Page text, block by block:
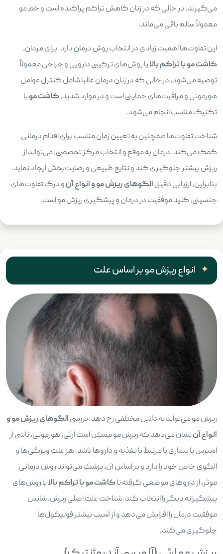
می‌گیرند، در حالی که در زنان کاهش تراکم پراکنده است و خط مو
معمولاً سالم باقی می‌ماند.
این تفاوت‌ها اهمیت زیادی در انتخاب روش درمان دارد. برای مردان،
کاشت مو با تراکم بالایا روش‌های ترکیبی دارویی و جراحی معمولاً
توصیه می‌شود، در حالی که در زنان درمان غالبا شامل کنترل عوامل
هورمونی و مراقبت‌های حمایتی است و در موارد شدید،کاشت موبا
تکنیک مناسب انجام می‌شود.
شناخت تفاوت‌ها همچنین به تعیین زمان مناسب برای اقدام درمانی
کمک می‌کند. درمان به موقع و انتخاب مرکز تخصصی، می‌تواند از
ریزش بیشتر جلوگیری کند و نتایج طبیعی و رضایت‌بخش ایجاد نماید.
بنابراین، ارزیابی دقیقالگوهای ریزش مو و انواع آنو درک تفاوت‌های
جنسیتی، کلید موفقیت در درمان و پیشگیری ریزش مو است.
انواع ریزش مو بر اساس علت
ریزش مو می‌تواند به دلایل مختلفی رخ دهد. بررسیالگوهای ریزش مو و
انواع آننشان می‌دهد که ریزش مو ممکن است ارثی، هورمونی، ناشی از
استرس یا بیماری یا مرتبط با تغذیه و داروها باشد. هر علت ویژگی‌ها و
الگوی خاص خود را دارد و بر اساس آن، پزشک می‌تواند روش درمانی
موثر، از داروهای موضعی گرفته تاکاشت مو با تراکم بالایا روش‌های
پیشگیرانه دیگر را انتخاب کند. شناخت علت اصلی ریزش، شانس
موفقیت درمان را افزایش می‌دهد و از آسیب بیشتر فولیکول‌ها
جلوگیری می‌کند.